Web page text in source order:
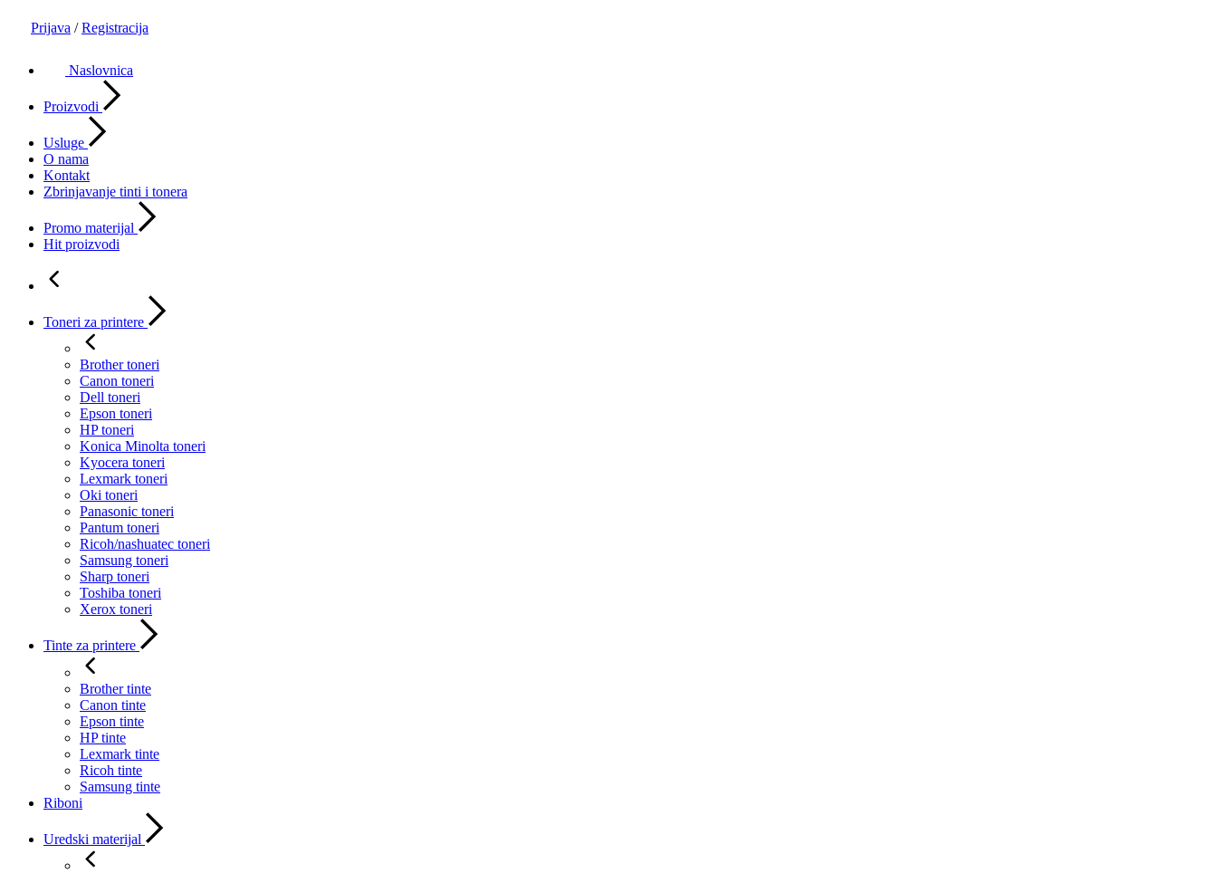
Prijava / Registracija
Naslovnica
Proizvodi
Usluge
O nama
Kontakt
Zbrinjavanje tinti i tonera
Promo materijal
Hit proizvodi
Toneri za printere
Brother toneri
Canon toneri
Dell toneri
Epson toneri
HP toneri
Konica Minolta toneri
Kyocera toneri
Lexmark toneri
Oki toneri
Panasonic toneri
Pantum toneri
Ricoh/nashuatec toneri
Samsung toneri
Sharp toneri
Toshiba toneri
Xerox toneri
Tinte za printere
Brother tinte
Canon tinte
Epson tinte
HP tinte
Lexmark tinte
Ricoh tinte
Samsung tinte
Riboni
Uredski materijal